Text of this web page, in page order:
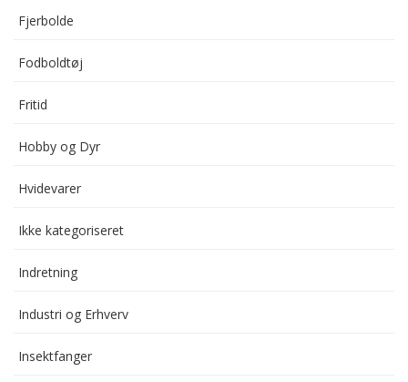
Fjerbolde
Fodboldtøj
Fritid
Hobby og Dyr
Hvidevarer
Ikke kategoriseret
Indretning
Industri og Erhverv
Insektfanger